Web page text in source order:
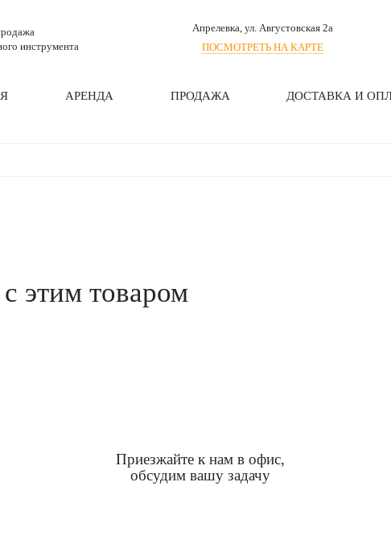
инструмента
Апрелевка, ул. Августовская 2а
ПОСМОТРЕТЬ НА КАРТЕ
АРЕНДА ПРОДАЖА ДОСТАВКА И
этим товаром
Приезжайте к нам в офис,
обсудим вашу задачу